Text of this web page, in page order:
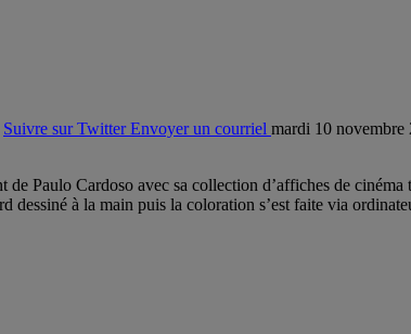
Suivre sur Twitter Envoyer un courriel mardi 10 novembre
de Paulo Cardoso avec sa collection d’affiches de
dessiné à la main puis la coloration s’est faite via